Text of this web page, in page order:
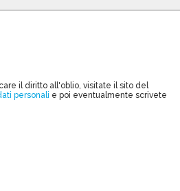
il diritto all'oblio, visitate il sito del
personali e poi eventualmente scrivete